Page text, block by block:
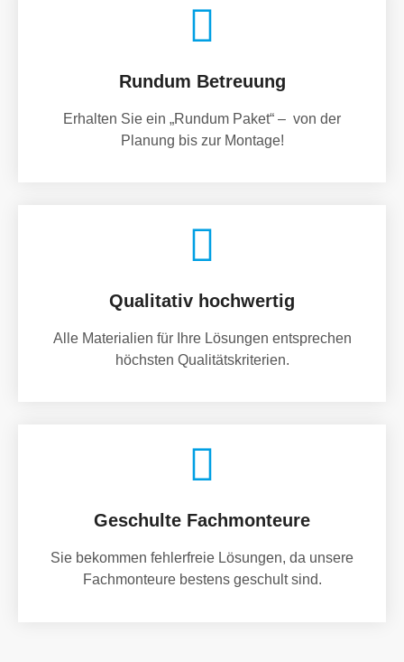
Rundum Betreuung
Erhalten Sie ein „Rundum Paket“ – von der
Planung bis zur Montage!
Qualitativ hochwertig
Alle Materialien für Ihre Lösungen entsprechen
höchsten Qualitätskriterien.
Geschulte Fachmonteure
Sie bekommen fehlerfreie Lösungen, da unsere
Fachmonteure bestens geschult sind.